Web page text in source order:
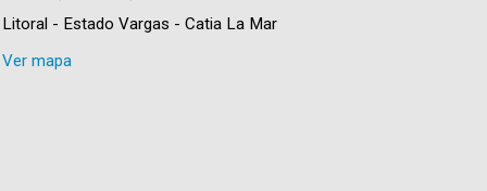
Litoral - Estado Vargas - Catia La Mar
Ver mapa